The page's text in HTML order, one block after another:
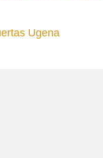
Ugena